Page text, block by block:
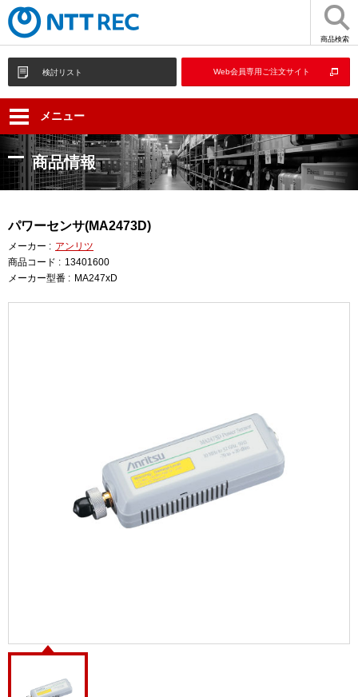
商品検索
検討リスト Web会員専用ご注文サイト
メニュー
商品情報
パワーセンサ(MA2473D)
メーカー : アンリツ
商品コード : 13401600
メーカー型番 : MA247xD